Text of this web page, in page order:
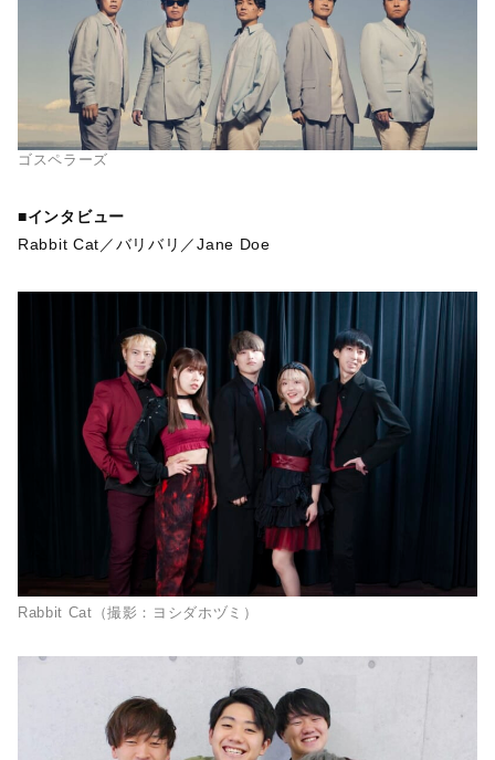
ゴスペラーズ
■インタビュー
Rabbit Cat／バリバリ／Jane Doe
Rabbit Cat（撮影：ヨシダホヅミ）